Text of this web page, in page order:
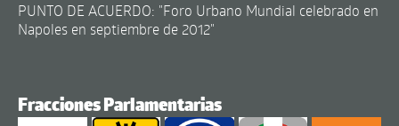
PUNTO DE ACUERDO: "Foro Urbano Mundial celebrado en
Napoles en septiembre de 2012"
Fracciones Parlamentarias